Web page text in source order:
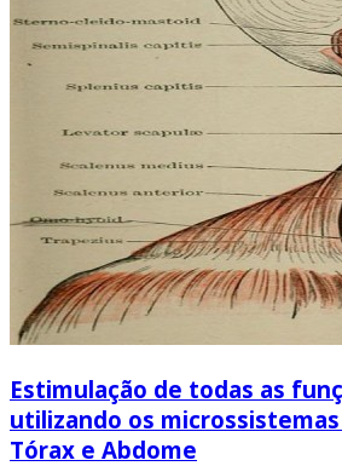
Estimulação de todas as
utilizando os microssistemas
Tórax e Abdome